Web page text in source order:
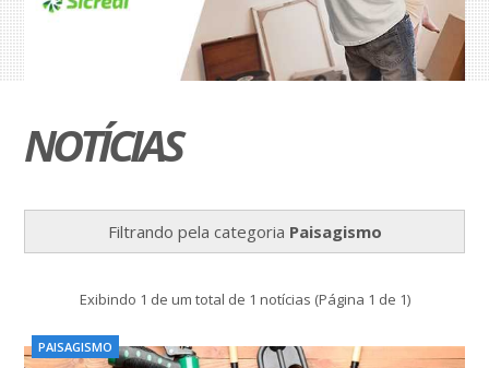
NOTÍCIAS
Filtrando pela categoria Paisagismo
Exibindo 1 de um total de 1 notícias (Página 1 de 1)
PAISAGISMO